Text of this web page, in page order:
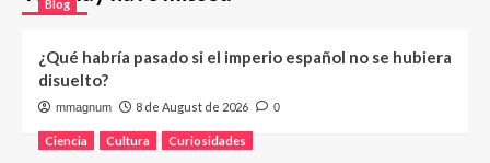
Blog
¿Qué habría pasado si el imperio español no se hubiera
disuelto?
mmagnum 8 de August de 2026 0
Ciencia Cultura Curiosidades